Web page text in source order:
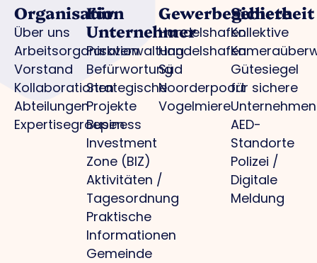
Organisation
Über uns
Arbeitsorganisation
Vorstand
Kollaborationen
Abteilungen
Expertisegroepen
Für
Unternehmer
Parkverwaltung
Befürwortung
Strategische
Projekte
Business
Investment
Zone (BIZ)
Aktivitäten /
Tagesordnung
Praktische
Informationen
Gemeinde
Gewerbegebiete
Handelshafen
Handelshafen
Süd
Noorderpoort
Vogelmiere
Sicherheit
Kollektive
Gütesiegel
für sichere
Unternehmen
AED-
Standorte
Polizei /
Digitale
Meldung